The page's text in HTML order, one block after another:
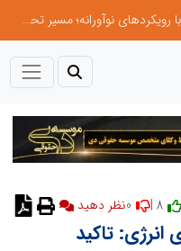
از کشف استعدادهای ناب تا پرورش آن‌ها با رویکردهای نوآورانه؛ مسیر تحول‌آفرین شنای ایران در سطح جهانی
نظر دهید
تاکید